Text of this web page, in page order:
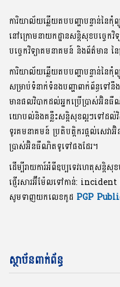
ការិយាល័យឆ្លើយតបបញ្ហាបន្ទាន់ន
នៅក្រោមនាយកដ្ឋានសន្តិសុខបច្ចេកវិ
បច្ចេកវិទ្យាគមនាគមន៍ និងព័ត៌មា
ការិយាល័យឆ្លើយតបបញ្ហាបន្ទាន់នៃ
សម្រាប់ទំនាក់ទំនងបញ្ហាពាក់ព័ន្ធទ
មានផលវិបាកដល់អ្នកប្រើប្រាស់អ៊ិន
យោបល់និងគន្លឹះសន្តិសុខល្អៗទៅដ
ទូរគមនាគមន៍ ប្រតិបត្តិករផ្តល់សេ
ប្រាស់អ៊ិនធឺណិតទូទៅផងដែរ។
ដើម្បីរាយការ៍អំពីឧប្បទេវហេតុសន្តិ
ផ្ញើរសារអ៊ីម៉ែលទៅកាន់:
សូមទាញយកលេខកូដ PGP
ស្ថាប័នពាក់ព័ន្ធ